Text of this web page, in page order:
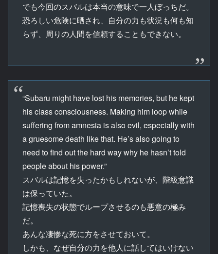
でも今回のスバルは本当の意味で一人ぼっちだ。
恐ろしい危険に晒され、自分の力も状況も何も知
らず、周りの人間を信頼することもできない。
“Subaru might have lost his memories, but he kept
his class consciousness. Making him loop while
suffering from amnesia is also evil, especially with
a gruesome death like that. He’s also going to
need to find out the hard way why he hasn’t told
people about his power.”
スバルは記憶を失ったかもしれないが、階級意識
は保っていた。
記憶喪失の状態でループさせるのも悪意の極み
だ。
あんな凄惨な死に方をさせておいて。
しかも、なぜ自分の力を他人に話してはいけない